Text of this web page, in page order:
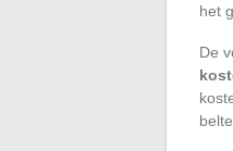
het
De